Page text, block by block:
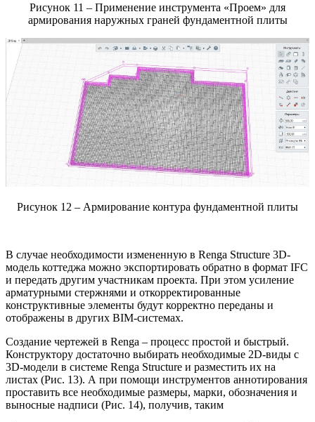
Рисунок 11 – Применение инструмента «Проем» для
армирования наружных граней фундаментной плиты
Рисунок 12 – Армирование контура фундаментной плиты
В случае необходимости измененную в Renga Structure 3D-
модель коттеджа можно экспортировать обратно в формат IFC
и передать другим участникам проекта. При этом усиление
арматурными стержнями и откорректированные
конструктивные элементы будут корректно переданы и
отображены в других BIM-системах.
Создание чертежей в Renga – процесс простой и быстрый.
Конструктору достаточно выбирать необходимые 2D-виды с
3D-модели в системе Renga Structure и разместить их на
листах (Рис. 13). А при помощи инструментов аннотирования
проставить все необходимые размеры, марки, обозначения и
выносные надписи (Рис. 14), получив, таким